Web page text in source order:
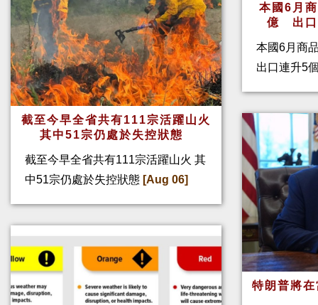
截至今早全省共有111宗活躍山火
其中51宗仍處於失控狀態
截至今早全省共有111宗活躍山火 其
中51宗仍處於失控狀態 [Aug 06]
本國6月
億 出口
本國6月商
出口連升5
特朗普將